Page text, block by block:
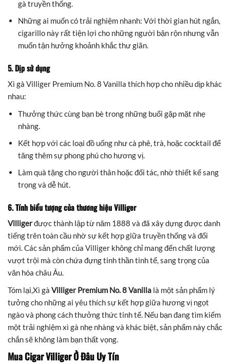
gà truyền thống.
Những ai muốn có trải nghiệm nhanh: Với thời gian hút ngắn,
cigarillo này rất tiện lợi cho những người bận rộn nhưng vẫn
muốn tận hưởng khoảnh khắc thư giãn.
5. Dịp sử dụng
Xì gà Villiger Premium No. 8 Vanilla thích hợp cho nhiều dịp khác
nhau:
Thưởng thức cùng bạn bè trong những buổi gặp mặt nhẹ
nhàng.
Kết hợp với các loại đồ uống như cà phê, trà, hoặc cocktail để
tăng thêm sự phong phú cho hương vị.
Làm quà tặng cho người thân hoặc đối tác, nhờ thiết kế sang
trọng và dễ hút.
6. Tính biểu tượng của thương hiệu Villiger
Villigerđược thành lập từ năm 1888 và đã xây dựng được danh
tiếng trên toàn cầu nhờ sự kết hợp giữa truyền thống và đổi
mới. Các sản phẩm của Villiger không chỉ mang đến chất lượng
vượt trội mà còn chứa đựng tinh thần tinh tế, sang trọng của
văn hóa châu Âu.
Tóm lại,Xì gà Villiger Premium No. 8 Vanilla là một sản phẩm lý
tưởng cho những ai yêu thích sự kết hợp giữa hương vị ngọt
ngào và phong cách thưởng thức tinh tế. Nếu bạn đang tìm kiếm
một trải nghiệm xì gà nhẹ nhàng và khác biệt, sản phẩm này chắc
chắn sẽ không làm bạn thất vọng.
Mua Cigar Villiger Ở Đâu Uy Tín